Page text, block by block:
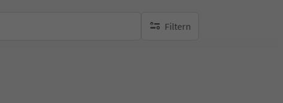
Filtern
keine aktiven Filte